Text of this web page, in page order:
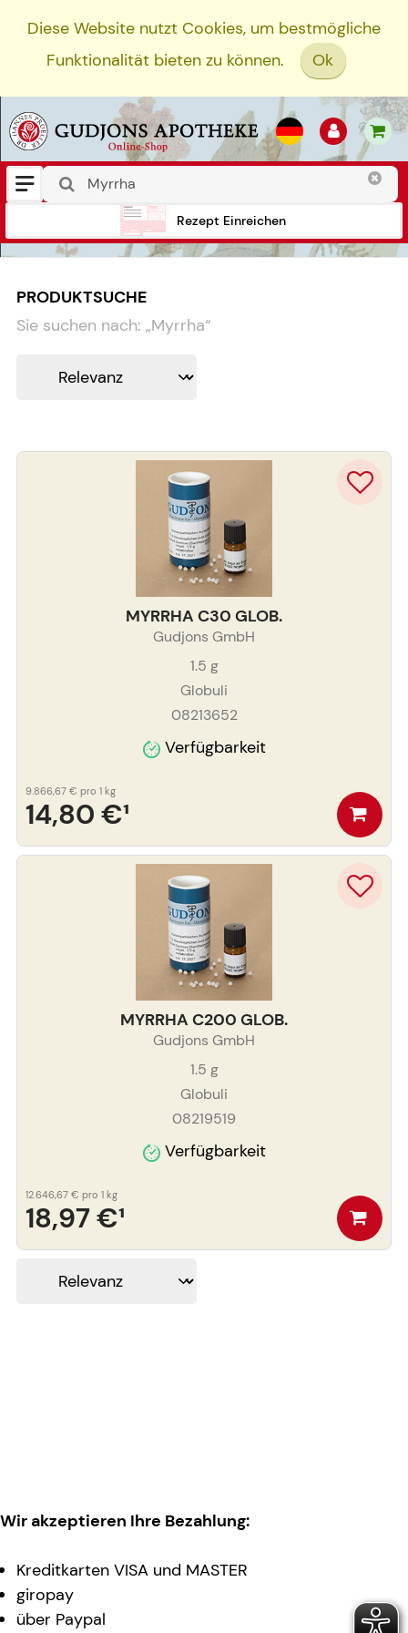
Diese Website nutzt Cookies, um bestmögliche
Funktionalität bieten zu können.
Ok
Rezept Einreichen
PRODUKTSUCHE
Sie suchen nach: „Myrrha“
MYRRHA C30 GLOB.
Gudjons GmbH
1.5 g
Globuli
08213652
Verfügbarkeit
14,80 €¹
9.866,67 € pro 1 kg
MYRRHA C200 GLOB.
Gudjons GmbH
1.5 g
Globuli
08219519
Verfügbarkeit
18,97 €¹
12.646,67 € pro 1 kg
Wir akzeptieren Ihre Bezahlung:
Kreditkarten VISA und MASTER
giropay
über Paypal